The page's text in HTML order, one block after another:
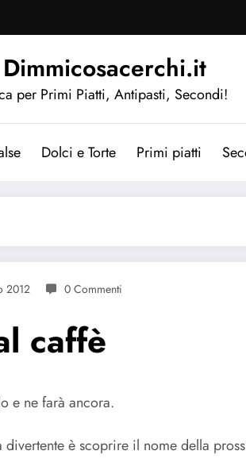
per Primi Piatti, Antipasti, Secondi!
Dolci e Torte Primi piatti
2012 0 Commenti
caffè
e ne farà ancora.
è scoprire il nome della